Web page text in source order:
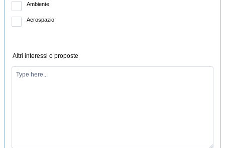
Ambiente
Aerospazio
Altri interessi o proposte